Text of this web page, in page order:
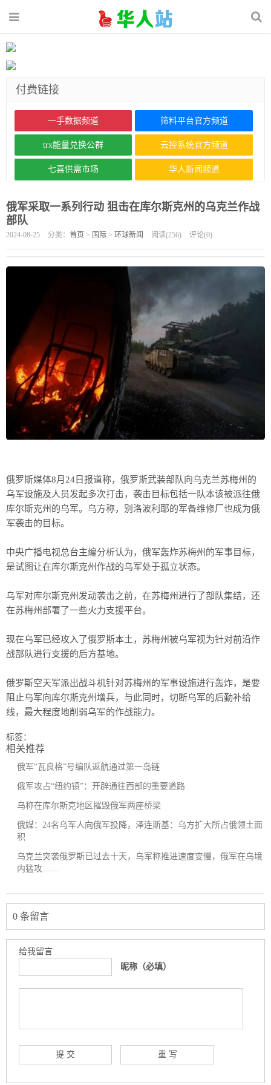
付费链接
一手数据频道 筛料平台官方频道
trx能量兑换公群 云控系统官方频道
七喜供需市场 华人新闻频道
俄军采取一系列行动 狙击在库尔斯克州的乌克兰作战
部队
2024-08-25 分类： 首页 > 国际 > 环球新闻 阅读(256) 评论(0)
俄罗斯媒体8月24日报道称，俄罗斯武装部队向乌克兰苏梅州的
乌军设施及人员发起多次打击，袭击目标包括一队本该被派往俄
库尔斯克州的乌军。乌方称，别洛波利耶的军备维修厂也成为俄
军袭击的目标。
中央广播电视总台主编分析认为，俄军轰炸苏梅州的军事目标，
是试图让在库尔斯克州作战的乌军处于孤立状态。
乌军对库尔斯克州发动袭击之前，在苏梅州进行了部队集结，还
在苏梅州部署了一些火力支援平台。
现在乌军已经攻入了俄罗斯本土，苏梅州被乌军视为针对前沿作
战部队进行支援的后方基地。
俄罗斯空天军派出战斗机针对苏梅州的军事设施进行轰炸，是要
阻止乌军向库尔斯克州增兵，与此同时，切断乌军的后勤补给
线，最大程度地削弱乌军的作战能力。
标签：
相关推荐
俄军“瓦良格”号编队返航通过第一岛链
俄军攻占“纽约镇”：开辟通往西部的重要道路
乌称在库尔斯克地区摧毁俄军两座桥梁
俄媒：24名乌军人向俄军投降，泽连斯基：乌方扩大所占俄领土面
积
乌克兰突袭俄罗斯已过去十天，乌军称推进速度变慢，俄军在乌境
内猛攻……
0 条留言
给我留言
昵称（必填）